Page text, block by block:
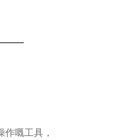
嘅工具，